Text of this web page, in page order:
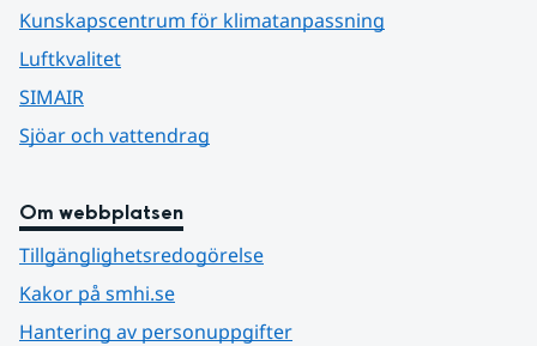
Kunskapscentrum för klimatanpassning
Luftkvalitet
SIMAIR
Sjöar och vattendrag
Om webbplatsen
Tillgänglighetsredogörelse
Kakor på smhi.se
Hantering av personuppgifter